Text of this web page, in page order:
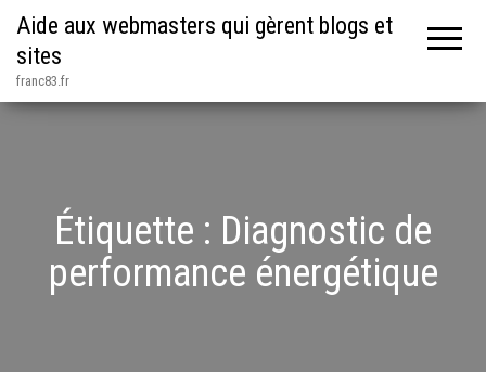
Aide aux webmasters qui gèrent blogs et
sites
franc83.fr
Étiquette : Diagnostic de
performance énergétique